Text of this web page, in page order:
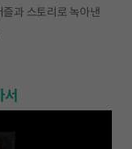
과 스토리로 녹아낸